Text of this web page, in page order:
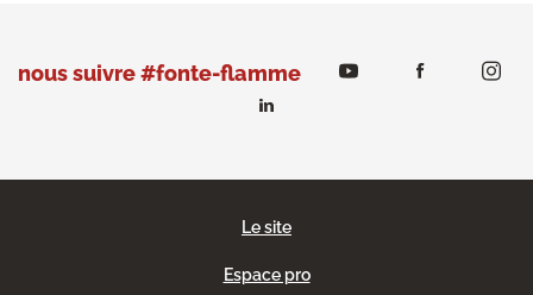
nous suivre #fonte-flamme
Le site
Espace pro